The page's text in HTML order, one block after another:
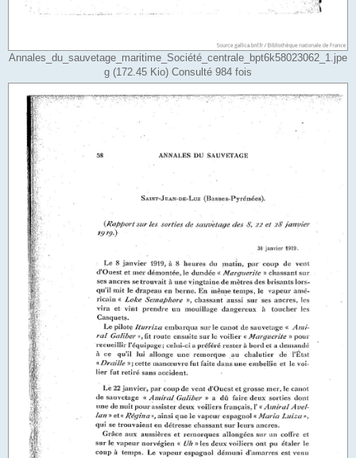
Annales_du_sauvetage_maritime_Société_centrale_bpt6k58023062_1.jpe
g (172.45 Kio) Consulté 984 fois